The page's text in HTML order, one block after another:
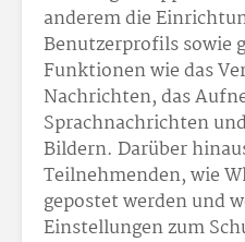
anderem die
Benutzerprofils sowie
Funktionen wie das
Nachrichten, das
Sprachnachrichten
Bildern. Darüber
Teilnehmenden, wie
gepostet werden und
Einstellungen zum